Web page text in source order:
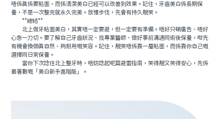
唔係真係要貼面，而係清潔美白已經可以改善到效果。記住，牙齒美白係長期保
養，不是一次整完就永久完美。放慢步伐，先會有持久靚笑。
**總結**
北上做牙貼面美白，其實唔一定要避，但一定要有準備。唔好只睇廣告、唔好
心急一刀切。要了解自己牙齒狀況、找專業醫師、做好事前溝通同術後保養，咁先
有機會換個真自然、夠耐用嘅笑容。記住，靚笑唔係靠一層貼面，而係靠你自己嘅
選擇同日常保養。
當你下次諗住北上整牙時，唔妨諗起呢篇避雷指南，笑得靚又笑得安心，先係
最著數嘅「美白新手進階版」。